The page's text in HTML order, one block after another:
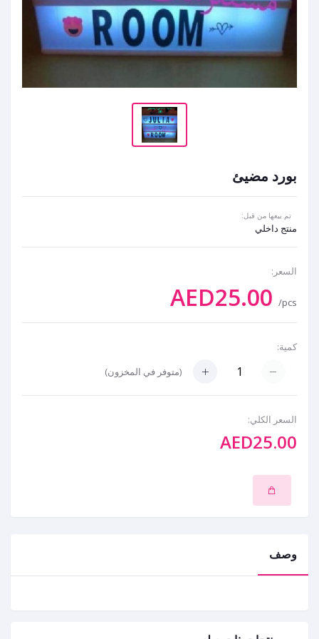
بورد مضيئ
تم بيعها من قبل:
منتج داخلي
السعر:
AED25.00 /pcs
كمية:
(متوفر في المخزون)
السعر الكلي:
AED25.00
وصف